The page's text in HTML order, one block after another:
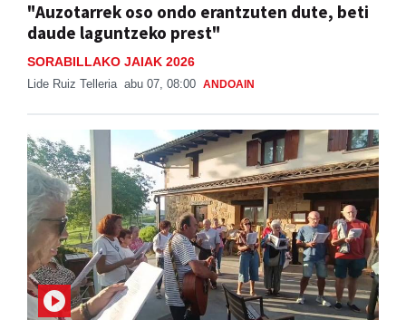
"Auzotarrek oso ondo erantzuten dute, beti
daude laguntzeko prest"
SORABILLAKO JAIAK 2026
Lide Ruiz Telleria abu 07, 08:00 ANDOAIN